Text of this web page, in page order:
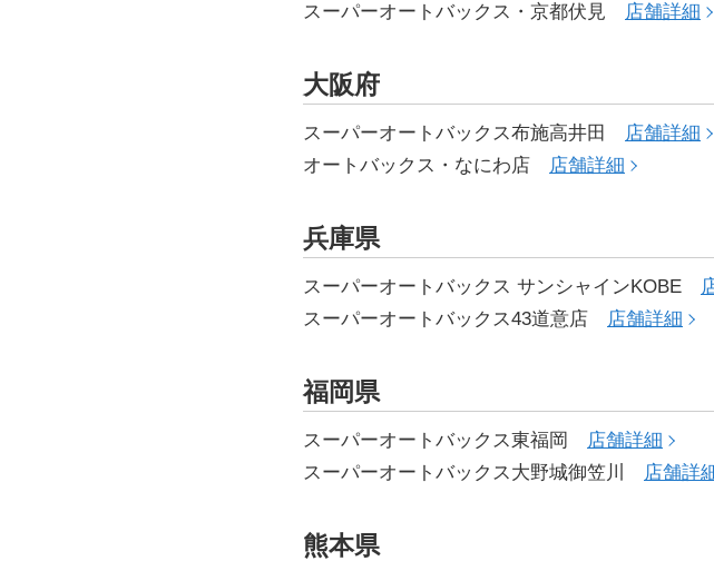
スーパーオートバックス・京都伏見
店舗詳細
大阪府
スーパーオートバックス布施高井田
店舗詳細
オートバックス・なにわ店
店舗詳細
兵庫県
スーパーオートバックス サンシャインKOBE
スーパーオートバックス43道意店
店舗詳細
福岡県
スーパーオートバックス東福岡
店舗詳細
スーパーオートバックス大野城御笠川
店舗詳
熊本県